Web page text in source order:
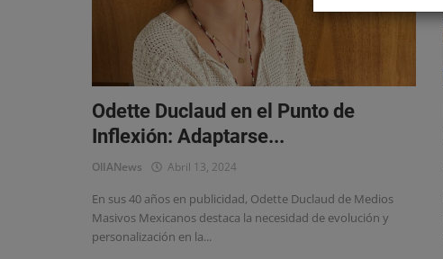
Odette Duclaud en el Punto de
Inflexión: Adaptarse...
OlIANews Abril 13, 2024
En sus 40 años en publicidad, Odette Duclaud de Medios
Masivos Mexicanos destaca la necesidad de evolución y
personalización en la...